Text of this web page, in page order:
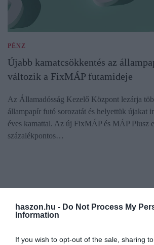
haszon.hu - Do Not Process My
Information
If you wish to opt-out of the sale, sharing
PÉNZ
Újabb kamatcsökkentés az
változik a FixMÁP futamideje
Az Államadósság Kezelő Központ lezárja
állampapír futó sorozatát és helyettük újakat
éves kamattal. Az új FixMÁP és MÁP Plusz
százalékpontos…